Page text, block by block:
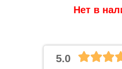
Нет в
5.0